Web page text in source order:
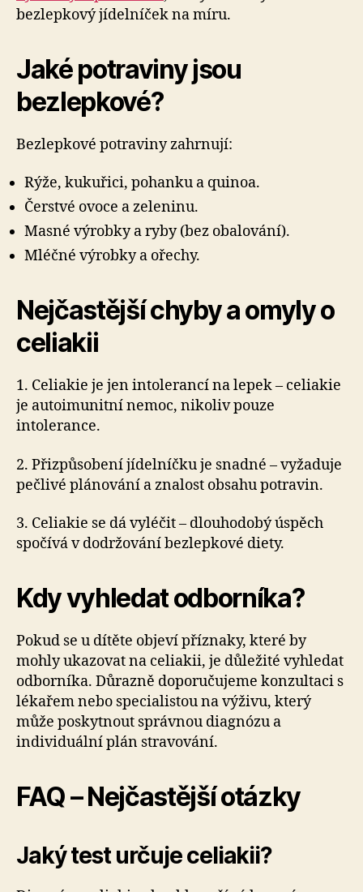
bezlepkový jídelníček na míru.
Jaké potraviny jsou
bezlepkové?
Bezlepkové potraviny zahrnují:
Rýže, kukuřici, pohanku a quinoa.
Čerstvé ovoce a zeleninu.
Masné výrobky a ryby (bez obalování).
Mléčné výrobky a ořechy.
Nejčastější chyby a omyly o
celiakii
1. Celiakie je jen intolerancí na lepek – celiakie
je autoimunitní nemoc, nikoliv pouze
intolerance.
2. Přizpůsobení jídelníčku je snadné – vyžaduje
pečlivé plánování a znalost obsahu potravin.
3. Celiakie se dá vyléčit – dlouhodobý úspěch
spočívá v dodržování bezlepkové diety.
Kdy vyhledat odborníka?
Pokud se u dítěte objeví příznaky, které by
mohly ukazovat na celiakii, je důležité vyhledat
odborníka. Důrazně doporučujeme konzultaci s
lékařem nebo specialistou na výživu, který
může poskytnout správnou diagnózu a
individuální plán stravování.
FAQ – Nejčastější otázky
Jaký test určuje celiakii?